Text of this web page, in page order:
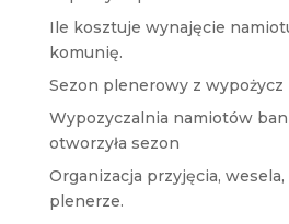
Ile kosztuje wynajęcie
komunię.
Sezon plenerowy z
Wypozyczalnia namiotów
otworzyła sezon
Organizacja przyjęcia,
plenerze.